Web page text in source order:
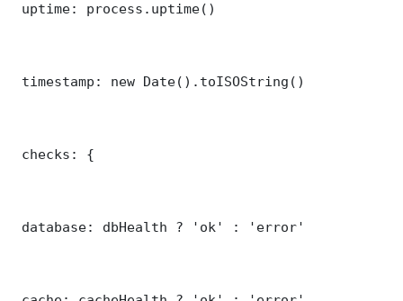
uptime: process.uptime()
timestamp: new Date().toISOString()
checks: {
database: dbHealth ? 'ok' : 'error'